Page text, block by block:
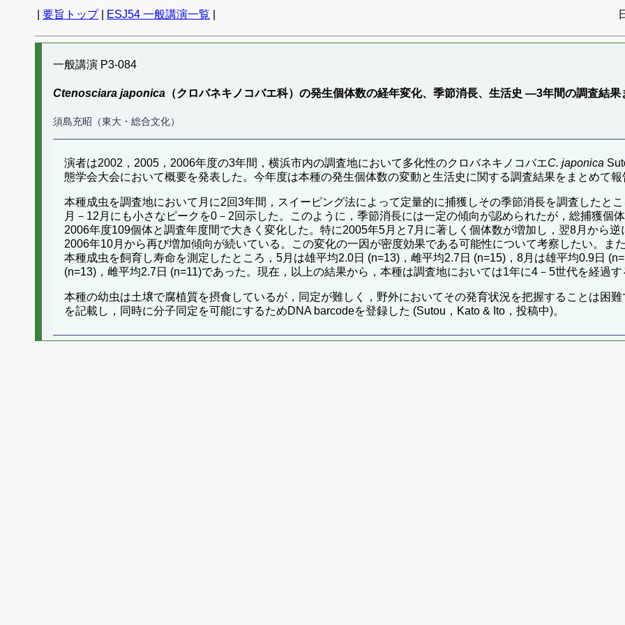
要旨トップ| ESJ54 一般講演一覧
一般講演 P3-084
Ctenosciara japonica （クロバネキノコバエ科）の発生個体数の経年変化、季節消長、生活史 ―3年間の調査結
須島充昭（東大・総合文化）
演者は2002，2005，2006年度の3年間，横浜市内の調査地において多化性のクロバネキノコバエC. japonica
態学会大会において概要を発表した。今年度は本種の発生個体数の変動と生活史に関する調査結果をまとめて報
本種成虫を調査地において月に2回3年間，スイーピング法によって定量的に捕獲しその季節消長を調査したと
月－12月にも小さなピークを0－2回示した。このように，季節消長には一定の傾向が認められたが，総捕獲個
2006年度109個体と調査年度間で大きく変化した。特に2005年5月と7月に著しく個体数が増加し，翌8月から
2006年10月から再び増加傾向が続いている。この変化の一因が密度効果である可能性について考察したい。ま
本種成虫を飼育し寿命を測定したところ，5月は雄平均2.0日 (n=13)，雌平均2.7日 (n=15)，8月は雄平均0.9日
(n=13)，雌平均2.7日 (n=11)であった。現在，以上の結果から，本種は調査地においては1年に4－5世代を経過す
本種の幼虫は土壌で腐植質を摂食しているが，同定が難しく，野外においてその発育状況を把握することは困
を記載し，同時に分子同定を可能にするためDNA barcodeを登録した (Sutou，Kato & Ito，投稿中)。